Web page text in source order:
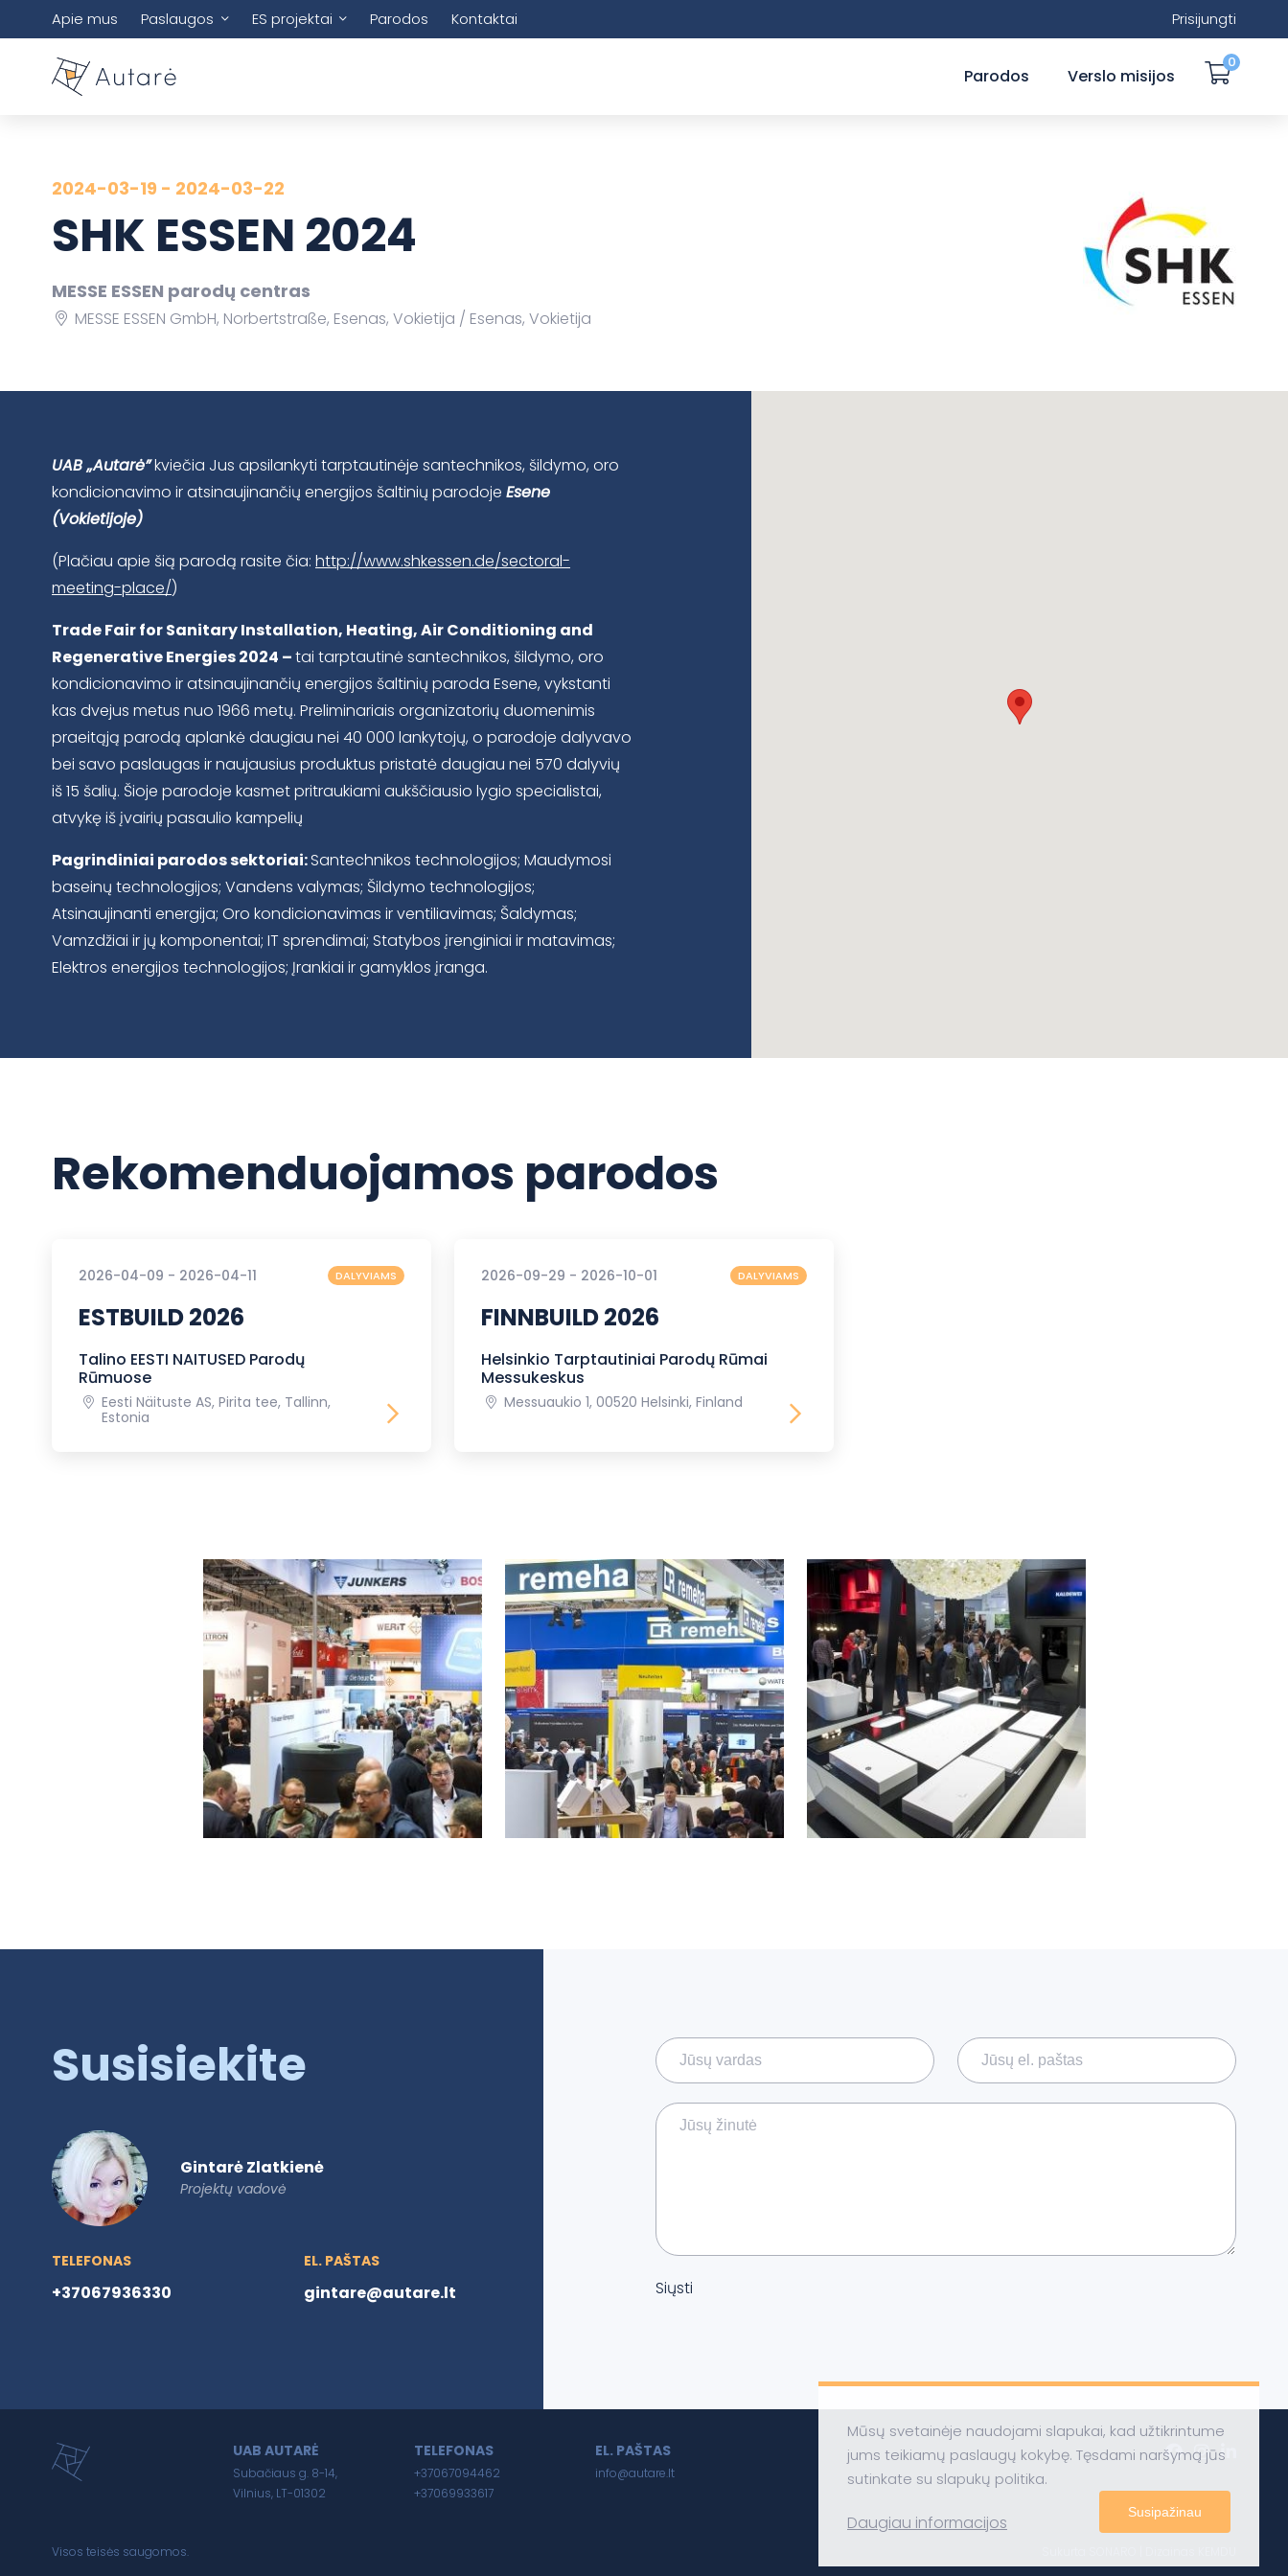
Apie mus Paslaugos ES projektai Parodos Kontaktai Prisijungti
Parodos Verslo misijos
0
2024-03-19 - 2024-03-22
SHK ESSEN 2024
MESSE ESSEN parodų centras
MESSE ESSEN GmbH, Norbertstraße, Esenas, Vokietija Esenas, Vokietija
UAB „Autarė”kviečia Jus apsilankyti tarptautinėje santechnikos, šildymo, oro
kondicionavimo ir atsinaujinančių energijos šaltinių parodoje Esene
(Vokietijoje)
(Plačiau apie šią parodą rasite čia: http://www.shkessen.de/sectoral-
meeting-place/)
Trade Fair for Sanitary Installation, Heating, Air Conditioning and
Regenerative Energies 2024 –tai tarptautinė santechnikos, šildymo, oro
kondicionavimo ir atsinaujinančių energijos šaltinių paroda Esene, vykstanti
kas dvejus metus nuo 1966 metų. Preliminariais organizatorių duomenimis
praeitąją parodą aplankė daugiau nei 40 000 lankytojų, o parodoje dalyvavo
bei savo paslaugas ir naujausius produktus pristatė daugiau nei 570 dalyvių
iš 15 šalių. Šioje parodoje kasmet pritraukiami aukščiausio lygio specialistai,
atvykę iš įvairių pasaulio kampelių
Pagrindiniai parodos sektoriai:Santechnikos technologijos; Maudymosi
baseinų technologijos; Vandens valymas; Šildymo technologijos;
Atsinaujinanti energija; Oro kondicionavimas ir ventiliavimas; Šaldymas;
Vamzdžiai ir jų komponentai; IT sprendimai; Statybos įrenginiai ir matavimas;
Elektros energijos technologijos; Įrankiai ir gamyklos įranga.
Rekomenduojamos parodos
2026-04-09 - 2026-04-11 DALYVIAMS
ESTBUILD 2026
Talino EESTI NAITUSED Parodų
Rūmuose
Eesti Näituste AS, Pirita tee, Tallinn,
Estonia
2026-09-29 - 2026-10-01 DALYVIAMS
FINNBUILD 2026
Helsinkio Tarptautiniai Parodų Rūmai
Messukeskus
Messuaukio 1, 00520 Helsinki, Finland
Susisiekite
Gintarė Zlatkienė
Projektų vadovė
TELEFONAS
+37067936330
EL. PAŠTAS
gintare@autare.lt Siųsti
UAB AUTARĖ
Subačiaus g. 8-14,
Vilnius, LT-01302
TELEFONAS
+37067094462
+37069933617
EL. PAŠTAS
info@autare.lt
Visos teisės saugomos.
Mūsų svetainėje naudojami slapukai, kad užtikrintume
jums teikiamų paslaugų kokybę. Tęsdami naršymą jūs
sutinkate su slapukų politika.
Daugiau informacijos Susipažinau